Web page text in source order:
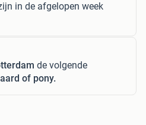
in de afgelopen week
de volgende
of pony.